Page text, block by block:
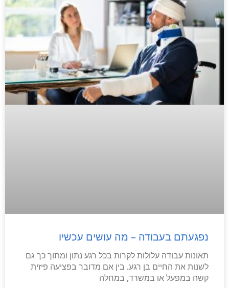
נפגעתם בעבודה – מה עושים עכשיו
תאונות עבודה עלולות לקרות בכל רגע נתון ומתוך כך גם
לשנות את החיים בן רגע. בין אם מדובר בפציעה פיזית
קשה במפעל או במשרד, במחלה